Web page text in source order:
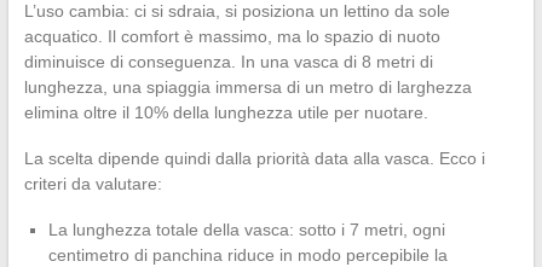
L’uso cambia: ci si sdraia, si posiziona un lettino da sole
acquatico. Il comfort è massimo, ma lo spazio di nuoto
diminuisce di conseguenza. In una vasca di 8 metri di
lunghezza, una spiaggia immersa di un metro di larghezza
elimina oltre il 10% della lunghezza utile per nuotare.
La scelta dipende quindi dalla priorità data alla vasca. Ecco i
criteri da valutare:
La lunghezza totale della vasca: sotto i 7 metri, ogni
centimetro di panchina riduce in modo percepibile la